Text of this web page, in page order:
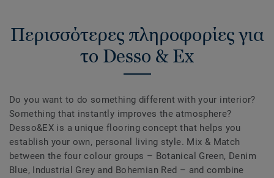
Περισσότερες πληροφορίες για
το Desso & Ex
Do you want to do something different with your interior?
Something that instantly improves the atmosphere?
Desso&EX is a unique flooring concept that helps you
establish your own, personal living style. Mix & Match
between the four colour groups – Botanical Green, Denim
Blue, Industrial Grey and Bohemian Red – and combine